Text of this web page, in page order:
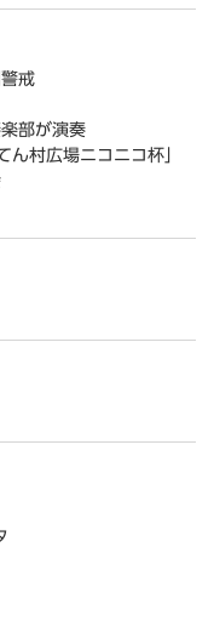
戒
部が演奏
ん村広場ニコニコ杯」